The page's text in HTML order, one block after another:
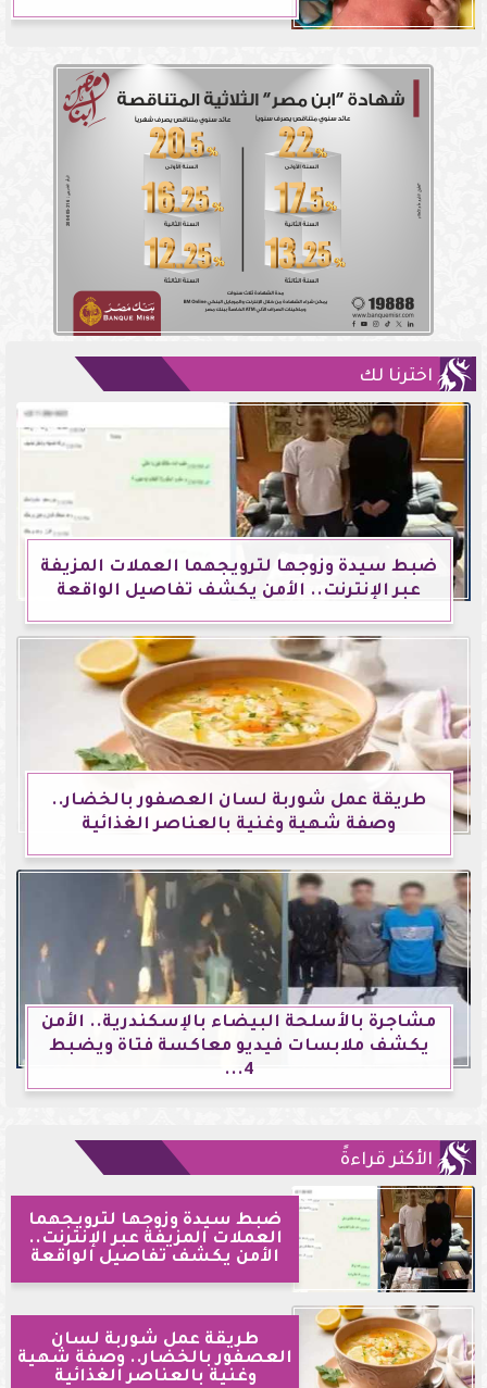
اخترنا لك
ضبط سيدة وزوجها لترويجهما العملات المزيفة
عبر الإنترنت.. الأمن يكشف تفاصيل الواقعة
طريقة عمل شوربة لسان العصفور بالخضار..
وصفة شهية وغنية بالعناصر الغذائية
مشاجرة بالأسلحة البيضاء بالإسكندرية.. الأمن
يكشف ملابسات فيديو معاكسة فتاة ويضبط
4...
الأكثر قراءةً
ضبط سيدة وزوجها لترويجهما
العملات المزيفة عبر الإنترنت..
الأمن يكشف تفاصيل الواقعة
طريقة عمل شوربة لسان
العصفور بالخضار.. وصفة شهية
وغنية بالعناصر الغذائية